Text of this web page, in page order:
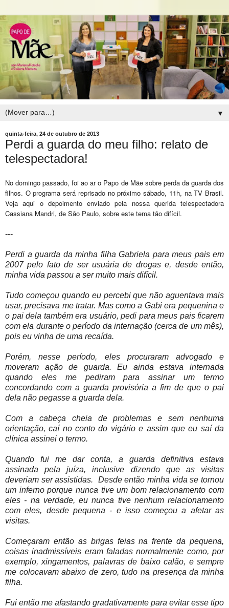
▼
quinta-feira, 24 de outubro de 2013
Perdi a guarda do meu filho: relato de
telespectadora!
No domingo passado, foi ao ar o Papo de Mãe sobre perda da guarda dos
filhos. O programa será reprisado no próximo sábado, 11h, na TV Brasil.
Veja aqui o depoimento enviado pela nossa querida telespectadora
Cassiana Mandri, de São Paulo, sobre este tema tão difícil.
---
Perdi a guarda da minha filha Gabriela para meus pais em
2007 pelo fato de ser usuária de drogas e, desde então,
minha vida passou a ser muito mais difícil.
Tudo começou quando eu percebi que não aguentava mais
usar, precisava me tratar. Mas como a Gabi era pequenina e
o pai dela também era usuário, pedi para meus pais ficarem
com ela durante o período da internação (cerca de um mês),
pois eu vinha de uma recaída.
Porém, nesse período, eles procuraram advogado e
moveram ação de guarda. Eu ainda estava internada
quando eles me pediram para assinar um termo
concordando com a guarda provisória a fim de que o pai
dela não pegasse a guarda dela.
Com a cabeça cheia de problemas e sem nenhuma
orientação, caí no conto do vigário e assim que eu saí da
clínica assinei o termo.
Quando fui me dar conta, a guarda definitiva estava
assinada pela juíza, inclusive dizendo que as visitas
deveriam ser assistidas. Desde então minha vida se tornou
um inferno porque nunca tive um bom relacionamento com
eles - na verdade, eu nunca tive nenhum relacionamento
com eles, desde pequena - e isso começou a afetar as
visitas.
Começaram então as brigas feias na frente da pequena,
coisas inadmissíveis eram faladas normalmente como, por
exemplo, xingamentos, palavras de baixo calão, e sempre
me colocavam abaixo de zero, tudo na presença da minha
filha.
Fui então me afastando gradativamente para evitar esse tipo